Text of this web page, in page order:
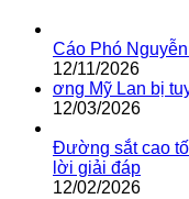
Cáo Phó
12/11/2026
ơng Mỹ Lan bị
12/03/2026
Đường sắt cao
lời giải đáp
12/02/2026